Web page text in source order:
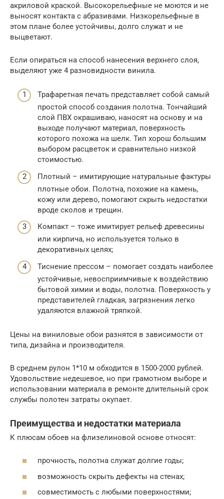
акриловой краской. Высокорельефные не моются и не
выносят контакта с абразивами. Низкорельефные в
этом плане более устойчивы, долго служат и не
выцветают.
Если опираться на способ нанесения верхнего слоя,
выделяют уже 4 разновидности винила.
Трафаретная печать представляет собой самый
простой способ создания полотна. Тончайший
слой ПВХ окрашиваю, наносят на основу и на
выходе получают материал, поверхность
которого похожа на шелк. Тип хорош большим
выбором расцветок и сравнительно низкой
стоимостью.
Плотный – имитирующие натуральные фактуры
плотные обои. Полотна, похожие на камень,
кожу или дерево, помогают скрыть недостатки
вроде сколов и трещин.
Компакт – тоже имитирует рельеф древесины
или кирпича, но используется только в
декоративных целях;
Тиснение прессом – помогает создать наиболее
устойчивые, невосприимчивые к воздействию
бытовой химии и воды, полотна. Поверхность у
представителей гладкая, загрязнения легко
удаляются влажной тряпкой.
Цены на виниловые обои разнятся в зависимости от
типа, дизайна и производителя.
В среднем рулон 1*10 м обходится в 1500-2000 рублей.
Удовольствие недешевое, но при грамотном выборе и
использовании материала в ремонте длительный срок
службы полотен затраты окупает.
Преимущества и недостатки материала
К плюсам обоев на флизелиновой основе относят:
прочность, полотна служат долгие годы;
возможность скрыть дефекты на стенах;
совместимость с любыми поверхностями;